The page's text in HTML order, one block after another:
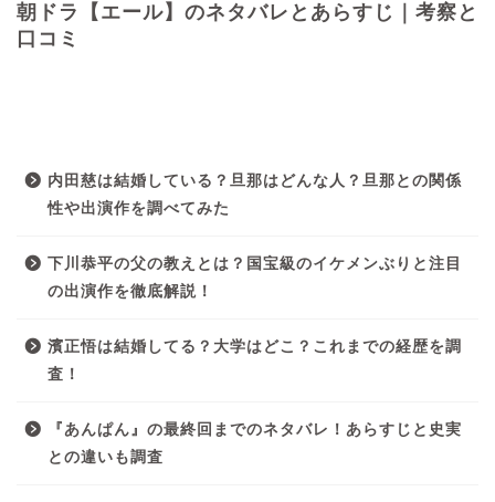
朝ドラ【エール】のネタバレとあらすじ｜考察と
口コミ
内田慈は結婚している？旦那はどんな人？旦那との関係
性や出演作を調べてみた
下川恭平の父の教えとは？国宝級のイケメンぶりと注目
の出演作を徹底解説！
濱正悟は結婚してる？大学はどこ？これまでの経歴を調
査！
『あんぱん』の最終回までのネタバレ！あらすじと史実
との違いも調査